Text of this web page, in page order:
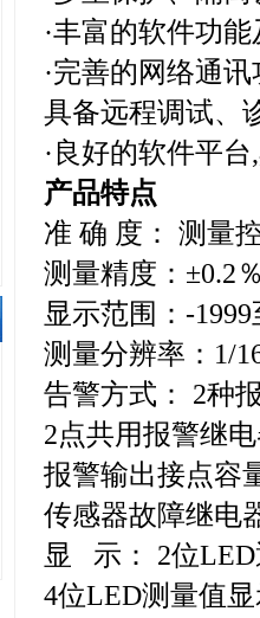
·丰富的软件功
·完善的网络通
具备远程调试、
·良好的软件平
产品特点
准 确 度： 测量
测量精度：±0.2
显示范围：-1999
测量分辨率：1/
告警方式： 2种
2点共用报警继
报警输出接点容
传感器故障继电
显 示： 2位
4位LED测量值